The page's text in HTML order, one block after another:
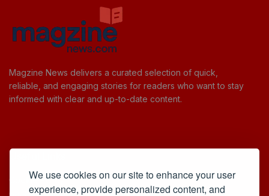
We use cookies on our site to enhance your user
experience, provide personalized content, and
Magzine News delivers a curated selection of quick,
reliable, and engaging stories for readers who want to stay
informed with clear and up-to-date content.
Cookie Policy